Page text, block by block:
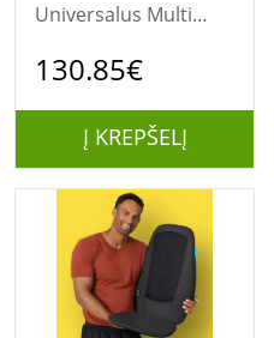
Universalus Multi
130.85€
Į KREPŠELĮ